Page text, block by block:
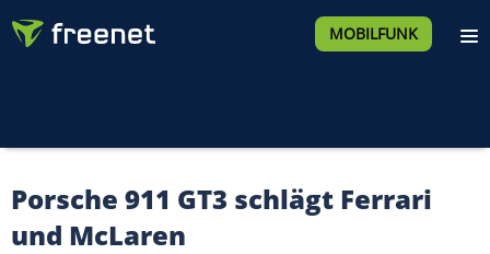
MOBILFUNK
Porsche 911 GT3 schlägt Ferrari
und McLaren